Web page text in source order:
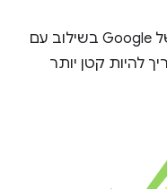
אם אתם מתייחסים לסימן מסחרי של Google בשילוב עם
להיות קטן יותר